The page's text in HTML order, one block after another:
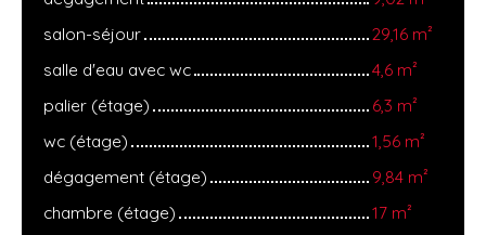
salon-séjour
29,16 m²
salle d'eau avec wc
4,6 m²
palier (étage)
6,3 m²
wc (étage)
1,56 m²
dégagement (étage)
9,84 m²
chambre (étage)
17 m²